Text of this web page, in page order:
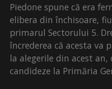
Piedone spune că era
elibera din închisoare,
primarul Sectorului 5.
încrederea că acesta va
la alegerile din acest an,
candideze la Primăria